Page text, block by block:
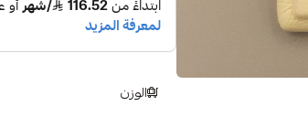
الوزن